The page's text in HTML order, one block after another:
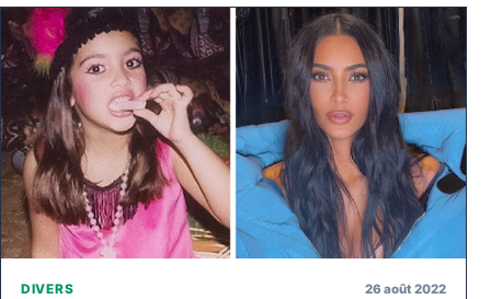
DIVERS 26 août 2022